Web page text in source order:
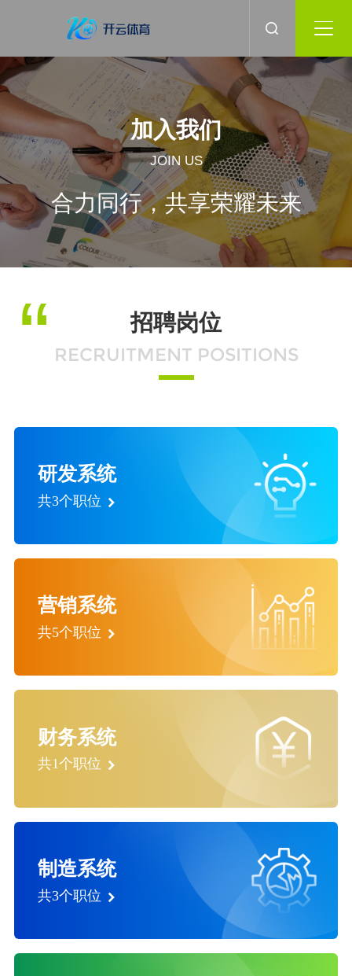
加入我们
JOIN US
合力同行，共享荣耀未来
招聘岗位
RECRUITMENT POSITIONS
研发系统
共3个职位
营销系统
共5个职位
财务系统
共1个职位
制造系统
共3个职位